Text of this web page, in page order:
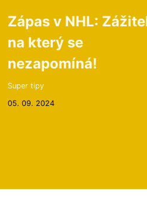
Zápas v NHL:
na který se
nezapomíná!
Super tipy
05. 09. 2024